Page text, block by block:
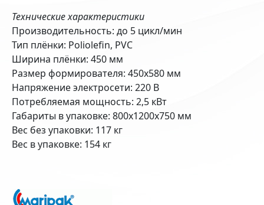
Технические характеристики
Производительность: до 5 цикл/мин
Тип плёнки: Poliolefin, PVC
Ширина плёнки: 450 мм
Размер формирователя: 450х580 мм
Напряжение электросети: 220 В
Потребляемая мощность: 2,5 кВт
Габариты в упаковке: 800х1200х750 мм
Вес без упаковки: 117 кг
Вес в упаковке: 154 кг